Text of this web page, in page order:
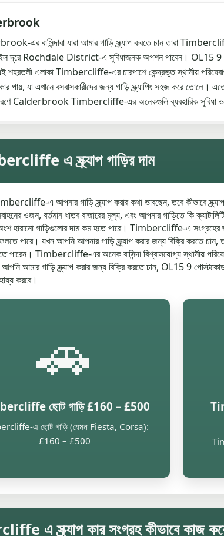
এর বাসিন্দারা যারা আমার গাড়ি স্ক্র্যাপ করতে চান তারা
দূরে Rochdale District-এ সুবিধাজনক অপশন পাবেন। OL15 9
শহরতলী এলাকা Timbercliffe-এর চারপাশে কেন্দ্রভূত স্থানীয়
পায়, যা এখানে বসবাসকারীদের জন্য গাড়ি স্ক্র্যাপিং সহজ করে তোলে।
Calderbrook Timbercliffe-এর অনেকগুলি ব্যবহারিক সুবিধা
এ স্ক্র্যাপ গাড়ির দাম
এ আপনার গাড়ি স্ক্র্যাপ করার কথা ভাবছেন, তবে কীভাবে স্ক্র্যাপ
ওজন, বর্তমান ধাতব বাজারের মূল্য, এবং আপনার গাড়িতে কি
হারানো গাড়িগুলোর দাম কম হতে পারে। Timbercliffe-এ সংগ্রহের
পারে। যখন আপনি আপনার গাড়ি স্ক্র্যাপ করার জন্য বিক্রি করতে
পারেন। Timbercliffe-এর অনেক বাসিন্দা বিশ্বাসযোগ্য স্থানীয়
আমার গাড়ি স্ক্র্যাপ করার জন্য বিক্রি করতে চান, OL15 9
করবে।
🚗
ছোট গাড়ি £160 – £500
এ ছোট গাড়ি (যেমন Fiesta, Corsa):
£160 – £500
এ স্ক্র্যাপ কার সংগ্রহ কীভাবে কাজ